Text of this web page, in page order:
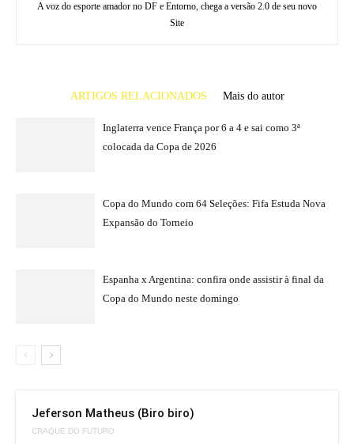
A voz do esporte amador no DF e Entorno, chega a versão 2.0 de seu novo
Site
ARTIGOS RELACIONADOS Mais do autor
Inglaterra vence França por 6 a 4 e sai como 3ª
colocada da Copa de 2026
Copa do Mundo com 64 Seleções: Fifa Estuda Nova
Expansão do Torneio
Espanha x Argentina: confira onde assistir à final da
Copa do Mundo neste domingo
Jeferson Matheus (Biro biro)
CRAQUE DO FUTURO